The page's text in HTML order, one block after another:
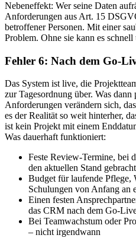
Nebeneffekt: Wer seine Daten
Anforderungen aus Art. 15
betroffener Personen. Mit einer
Problem. Ohne sie kann es
Fehler 6: Nach dem Go-
Das System ist live, die
zur Tagesordnung über. Was
Anforderungen verändern sich,
es der Realität so weit hinterher,
ist kein Projekt mit einem
Was dauerhaft funktioniert:
Feste Review-Termine, bei
den aktuellen Stand
Budget für laufende Pflege,
Schulungen von Anfang an
Einen festen
das CRM nach dem Go-
Bei Teamwachstum oder
– nicht irgendwann